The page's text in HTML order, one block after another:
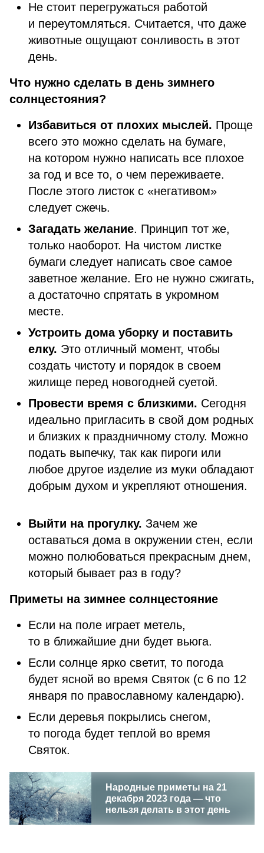
Не стоит перегружаться работой
и переутомляться. Считается, что даже
животные ощущают сонливость в этот
день.
Что нужно сделать в день зимнего
солнцестояния?
Избавиться от плохих мыслей. Проще
всего это можно сделать на бумаге,
на котором нужно написать все плохое
за год и все то, о чем переживаете.
После этого листок с «негативом»
следует сжечь.
Загадать желание. Принцип тот же,
только наоборот. На чистом листке
бумаги следует написать свое самое
заветное желание. Его не нужно сжигать,
а достаточно спрятать в укромном
месте.
Устроить дома уборку и поставить
елку. Это отличный момент, чтобы
создать чистоту и порядок в своем
жилище перед новогодней суетой.
Провести время с близкими. Сегодня
идеально пригласить в свой дом родных
и близких к праздничному столу. Можно
подать выпечку, так как пироги или
любое другое изделие из муки обладают
добрым духом и укрепляют отношения.
Выйти на прогулку. Зачем же
оставаться дома в окружении стен, если
можно полюбоваться прекрасным днем,
который бывает раз в году?
Приметы на зимнее солнцестояние
Если на поле играет метель,
то в ближайшие дни будет вьюга.
Если солнце ярко светит, то погода
будет ясной во время Святок (с 6 по 12
января по православному календарю).
Если деревья покрылись снегом,
то погода будет теплой во время
Святок.
Народные приметы на 21
декабря 2023 года — что
нельзя делать в этот день